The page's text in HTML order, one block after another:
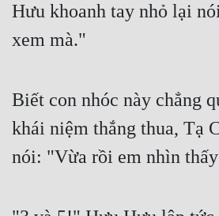
Hưu khoanh tay nhỏ lại
xem mà."
Biết con nhóc này chẳng
khái niệm thắng thua, Tạ
nói: "Vừa rồi em nhìn